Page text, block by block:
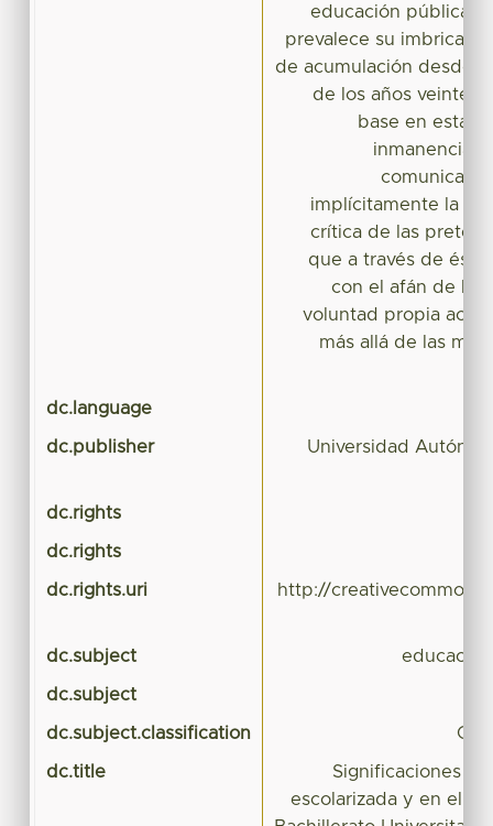
educación pública
prevalece su
de acumulación desde
de los años veinte,4
base en esta
inmanencia
implícitamente la
crítica de las
que a través de éste
con el afán de
voluntad propia
más allá de las
dc.language
dc.publisher Universidad
dc.rights
dc.rights
dc.rights.uri http://
dc.subject
dc.subject
dc.subject.classification
dc.title
Significaciones
escolarizada y en el